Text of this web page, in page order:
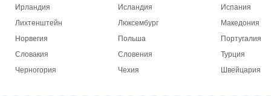
Ирландия
Исландия
Испания
Лихтенштейн
Люксембург
Македония
Норвегия
Польша
Португалия
Словакия
Словения
Турция
Черногория
Чехия Швейцария